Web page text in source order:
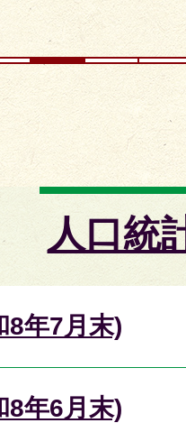
人口統
8年7月末)
8年6月末)